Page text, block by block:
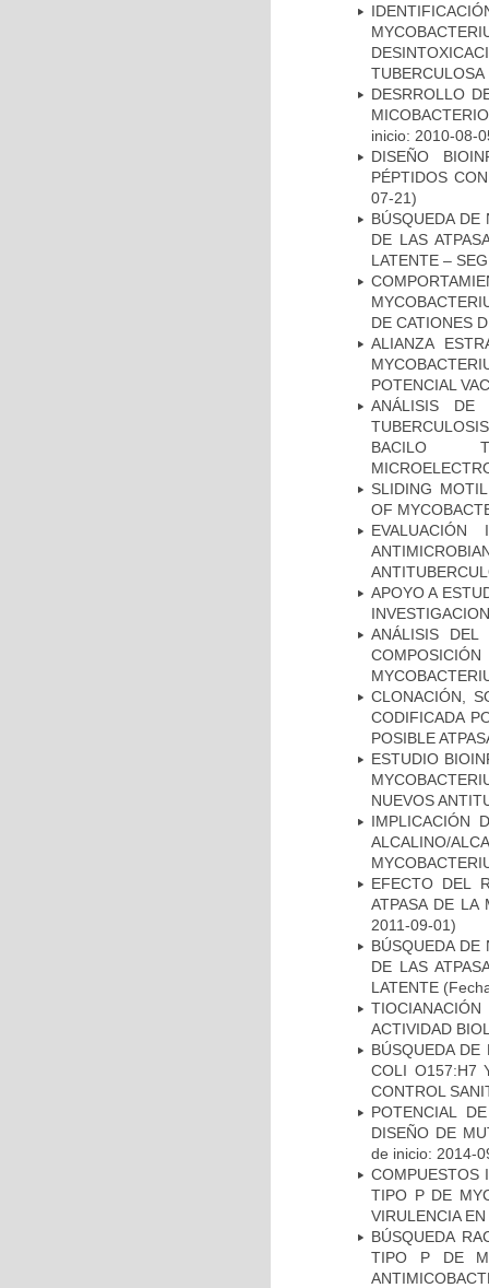
TUBERCULOSA
DESRROLLO
inicio: 2010-08-
DISEÑO
PÉPTIDOS
07-21)
BÚSQUEDA DE
DE LAS
LATENTE –
DE CATIONES
ALIANZA
POTENCIAL
ANÁLISIS DE
BACILO
SLIDING
OF
APOYO A
ANÁLISIS DEL
CLONACIÓN,
CODIFICADA
POSIBLE
ESTUDIO
NUEVOS
IMPLICACIÓN
ALCALINO/
EFECTO DEL
ATPASA DE LA
2011-09-01)
BÚSQUEDA DE
DE LAS
LATENTE
ACTIVIDAD
BÚSQUEDA DE
COLI O157:H7
CONTROL
POTENCIAL
DISEÑO DE
de inicio: 2014-
COMPUESTOS
TIPO P DE
VIRULENCIA
BÚSQUEDA
TIPO P DE